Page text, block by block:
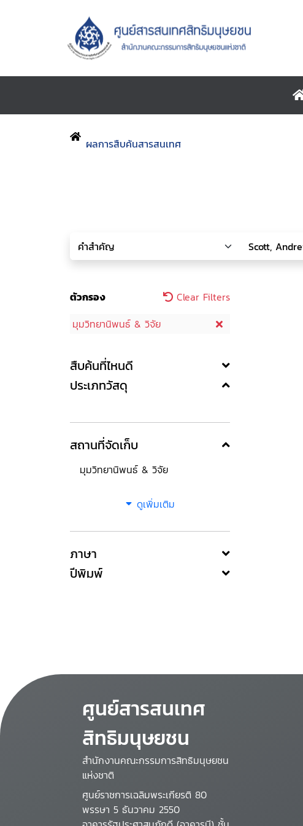
ผลการสืบค้นสารสนเทศ
ตัวกรอง
Clear Filters
มุมวิทยานิพนธ์ & วิจัย
สืบค้นที่ไหนดี
ประเภทวัสดุ
สถานที่จัดเก็บ
มุมวิทยานิพนธ์ & วิจัย
ดูเพิ่มเติม
ภาษา
ปีพิมพ์
ศูนย์สารสนเทศ
สิทธิมนุษยชน
สำนักงานคณะกรรมการสิทธิมนุษยชน
แห่งชาติ
ศูนย์ราชการเฉลิมพระเกียรติ 80
พรรษา 5 ธันวาคม 2550